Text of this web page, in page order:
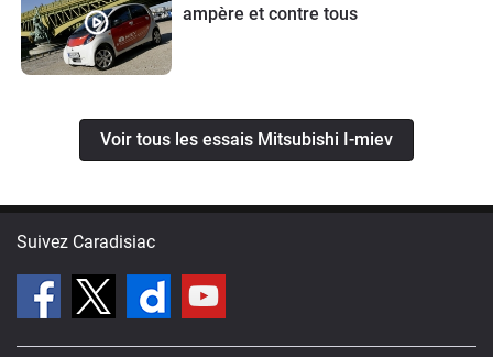
ampère et contre tous
Voir tous les essais Mitsubishi I-miev
Suivez Caradisiac